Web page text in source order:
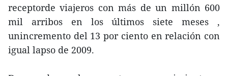
receptorde viajeros con más de un millón 600
mil arribos en los últimos siete meses ,
unincremento del 13 por ciento en relación con
igual lapso de 2009.